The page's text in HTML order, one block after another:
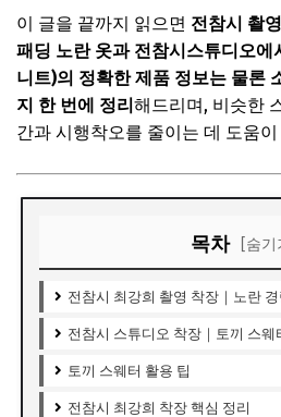
이 글을 끝까지 읽으면 전참시 촬
패딩 노란 옷과 전참시스튜디오에
니트)의 정확한 제품 정보는 물론
지 한 번에 정리해드리며, 비슷한
간과 시행착오를 줄이는 데 도움
목차 [숨기
전참시 최강희 촬영 착장｜노란
전참시 스튜디오 착장｜토끼 스웨
토끼 스웨터 활용 팁
전참시 최강희 착장 핵심 정리